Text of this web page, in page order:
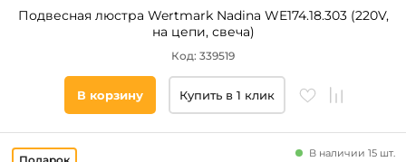
Подвесная люстра Wertmark Nadina WE174.18.303 (220V,
на цепи, свеча)
Код: 339519
В корзину Купить в 1 клик
В наличии 15 шт.